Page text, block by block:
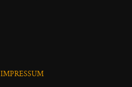
IMPRESSUM